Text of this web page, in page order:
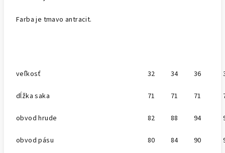
Farba je tmavo antracit.
veľkosť 32 34 36
dĺžka saka 71 71 71
obvod hrude 82 88 94
obvod pásu 80 84 90